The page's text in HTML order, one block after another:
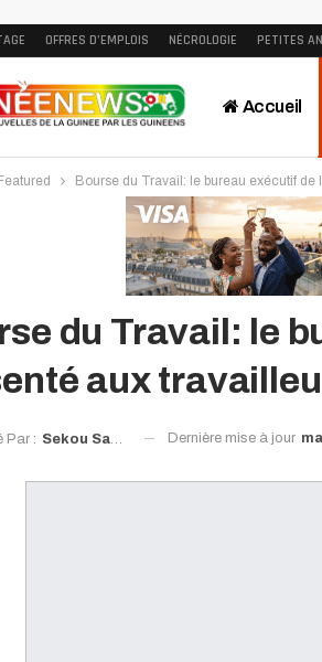
OFFRES D’EMPLOIS NÉCROLOGIE PETITES
Accueil
Interviews
Featured Bourse du Travail: le bureau exécutif
du Travail: le
aux
Par : Sekou Sanoh Dernière mise à jour